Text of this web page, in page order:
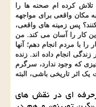
کرده ام صحنه ها را
مکان واقعی برای مواجهه
پس زمینه های واقعی،
کار را آسان می کند. من
با مردم انجام دهم؛ آنها
زندگی انجام داده اند. زنده
که وجود ندارد، سرگرم
اثر تاریخی باشی، البته
ای در نقش های